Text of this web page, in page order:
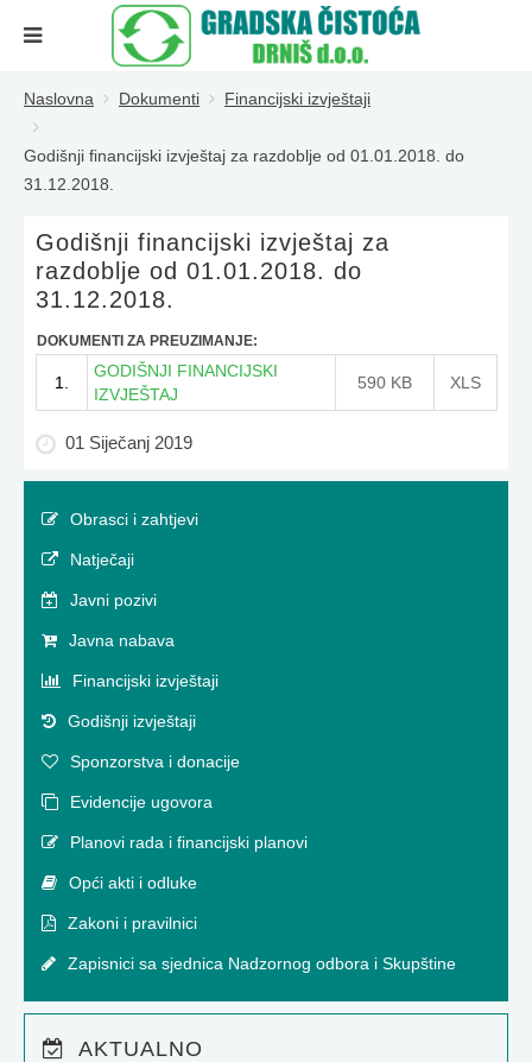
Naslovna Dokumenti Financijski izvještaji
Godišnji financijski izvještaj za razdoblje od 01.01.2018. do
31.12.2018.
Godišnji financijski izvještaj za
razdoblje od 01.01.2018. do
31.12.2018.
DOKUMENTI ZA PREUZIMANJE:
1.
GODIŠNJI FINANCIJSKI
IZVJEŠTAJ
590 KB XLS
01 Siječanj 2019
Obrasci i zahtjevi
Natječaji
Javni pozivi
Javna nabava
Financijski izvještaji
Godišnji izvještaji
Sponzorstva i donacije
Evidencije ugovora
Planovi rada i financijski planovi
Opći akti i odluke
Zakoni i pravilnici
Zapisnici sa sjednica Nadzornog odbora i Skupštine
AKTUALNO